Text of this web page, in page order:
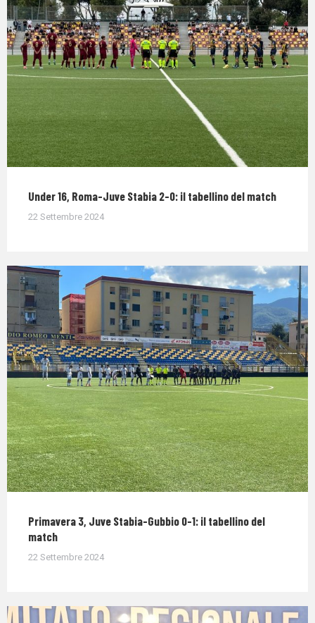
Under 16, Roma-Juve Stabia 2-0: il tabellino del match
22 Settembre 2024
Primavera 3, Juve Stabia-Gubbio 0-1: il tabellino del
match
22 Settembre 2024